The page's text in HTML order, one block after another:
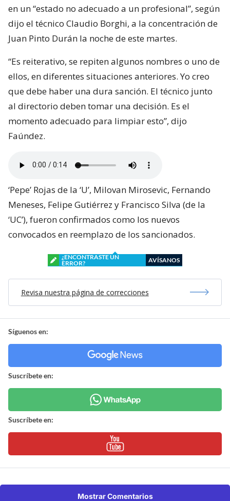
en un “estado no adecuado a un profesional”, según
dijo el técnico Claudio Borghi, a la concentración de
Juan Pinto Durán la noche de este martes.
“Es reiterativo, se repiten algunos nombres o uno de
ellos, en diferentes situaciones anteriores. Yo creo
que debe haber una dura sanción. El técnico junto
al directorio deben tomar una decisión. Es el
momento adecuado para limpiar esto”, dijo
Faúndez.
‘Pepe’ Rojas de la ‘U’, Milovan Mirosevic, Fernando
Meneses, Felipe Gutiérrez y Francisco Silva (de la
‘UC’), fueron confirmados como los nuevos
convocados en reemplazo de los sancionados.
¿ENCONTRASTE UN
ERROR?
AVÍSANOS
Revisa nuestra página de correcciones
Síguenos en:
Suscríbete en:
Suscríbete en:
Mostrar Comentarios